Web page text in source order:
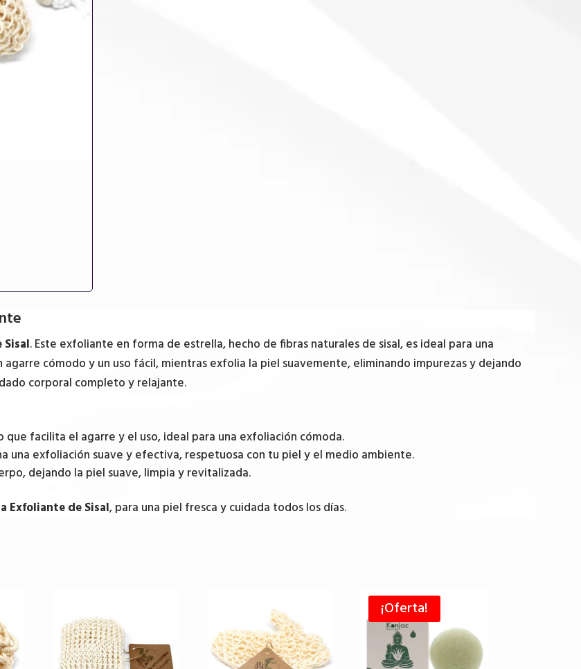
. Este exfoliante en forma de estrella, hecho de fibras naturales de sisal, es ideal para una
cómodo y un uso fácil, mientras exfolia la piel suavemente, eliminando impurezas y dejando
corporal completo y relajante.
facilita el agarre y el uso, ideal para una exfoliación cómoda.
una exfoliación suave y efectiva, respetuosa con tu piel y el medio ambiente.
dejando la piel suave, limpia y revitalizada.
Exfoliante de Sisal, para una piel fresca y cuidada todos los días.
¡Oferta!